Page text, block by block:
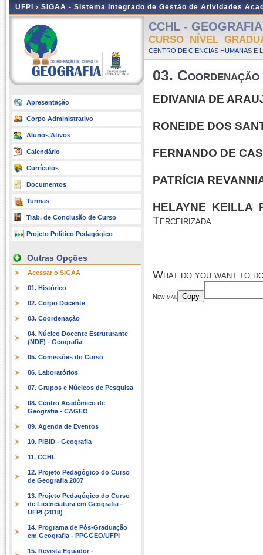
UFPI › SIGAA - Sistema Integrado de Gestão de Atividades
Apresentação
Corpo Administrativo
Alunos Ativos
Calendário
Currículos
Documentos
Turmas
Trab. de Conclusão de Curso
Projeto Político Pedagógico
Outras Opções
Acessar o SIGAA
01. Histórico
02. Corpo Docente
03. Coordenação
04. Núcleo Docente Estruturante
(NDE) - Geografia
05. Comissões do Curso
06. Laboratórios
07. Grupos e Núcleos de Pesquisa
08. Centro Acadêmico de
Geografia - CAGEO
09. Agenda de Eventos
10. PIBID - Geografia
11. CCHL
12. Projeto Pedagógico do Curso
de Geografia 2007
13. Projeto Pedagógico do Curso
de Licenciatura em Geografia -
UFPI (2018)
14. Programa de Pós-Graduação
em Geografia - PPGGEO/UFPI
15. Revista Equador -
CCHL -
CURSO NÍVEL
CENTRO DE CIENCIAS HUMANAS E
03. Coordenação
EDIVANIA DE
RONEIDE DOS
FERNANDO DE
PATRÍCIA
HELAYNE KEILLA
Terceirizada
What do you want to
New mail Copy